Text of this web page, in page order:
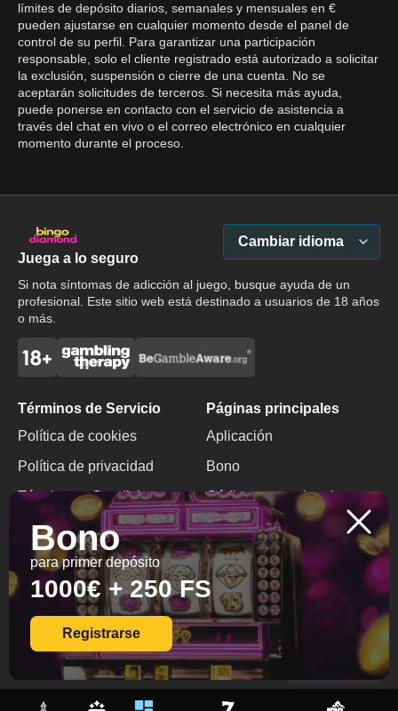
límites de depósito diarios, semanales y mensuales en €
pueden ajustarse en cualquier momento desde el panel de
control de su perfil. Para garantizar una participación
responsable, solo el cliente registrado está autorizado a solicitar
la exclusión, suspensión o cierre de una cuenta. No se
aceptarán solicitudes de terceros. Si necesita más ayuda,
puede ponerse en contacto con el servicio de asistencia a
través del chat en vivo o el correo electrónico en cualquier
momento durante el proceso.
Bono
para primer depósito
1000€ + 250 FS
Registrarse
Juega a lo seguro
Si nota síntomas de adicción al juego, busque ayuda de un
profesional. Este sitio web está destinado a usuarios de 18 años
o más.
Cambiar idioma
Términos de Servicio
Política de cookies
Política de privacidad
Términos y Condiciones
Juego Responsable
Páginas principales
Aplicación
Bono
Código promocional
Bono sin depósito
Contactos
+599 9 2991408
info@diamondbingo.net
© 2026 All Rights
Reserved.